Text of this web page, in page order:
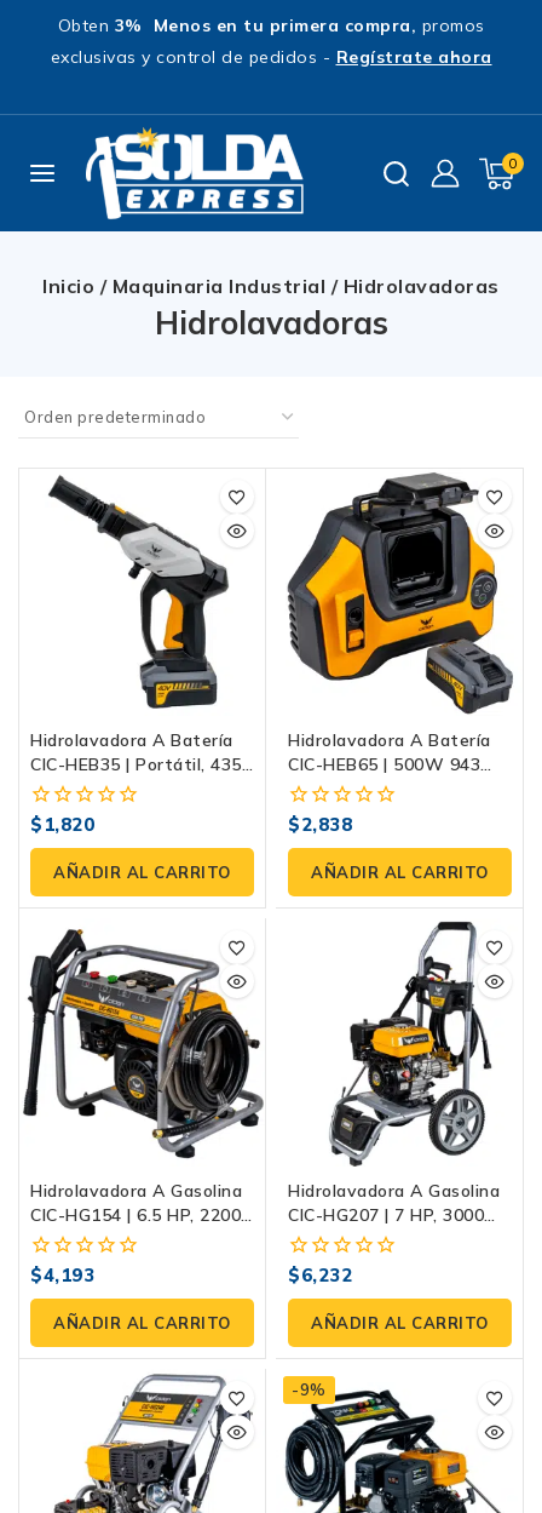
Obten 3% Menos en tu primera compra, promos
exclusivas y control de pedidos - Regístrate ahora
0
Inicio / Maquinaria Industrial / Hidrolavadoras
Hidrolavadoras
Hidrolavadora A Batería
CIC-HEB35 | Portátil, 435
PSI, 40V
0
fuera
5
$ 1,820
AÑADIR AL CARRITO
Hidrolavadora A Batería
CIC-HEB65 | 500W 943
PSI 40V
0
fuera
5
$2,838
AÑADIR AL CARRITO
Hidrolavadora A Gasolina
CIC-HG154 | 6.5 HP, 2200
PSI, Con Bomba De Pistón
De Acero Inoxidable
0
fuera
5
$4,193
AÑADIR AL CARRITO
Hidrolavadora A Gasolina
CIC-HG207 | 7 HP, 3000
PSI, Con Bomba De
Pistones De Acero
Inoxidable
0
fuera
5
$6,232
AÑADIR AL CARRITO
-9%